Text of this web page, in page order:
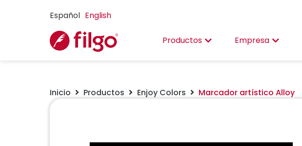
Español English
Productos Empresa
Inicio Productos Enjoy Colors Marcador artístico Alloy